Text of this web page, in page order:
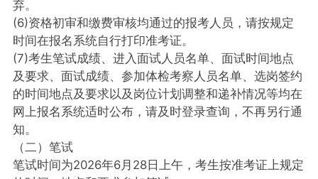
弃。
(6)资格初审和缴费审核均通过的报考人员，请按规定
时间在报名系统自行打印准考证。
(7)考生笔试成绩、进入面试人员名单、面试时间地点
及要求、面试成绩、参加体检考察人员名单、选岗签约
的时间地点及要求以及岗位计划调整和递补情况等均在
网上报名系统适时公布，请及时登录查询，不再另行通
知。
（二）笔试
笔试时间为2026年6月28日上午，考生按准考证上规定